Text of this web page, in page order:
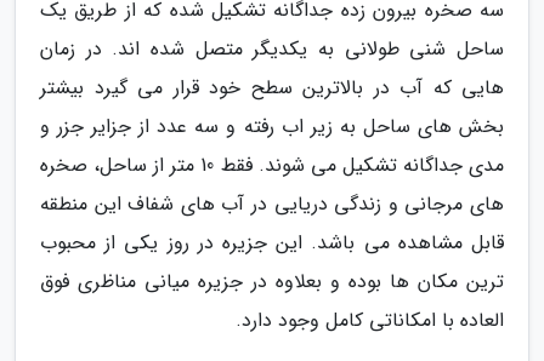
سه صخره بیرون زده جداگانه تشکیل شده که از طریق یک
ساحل شنی طولانی به یکدیگر متصل شده اند. در زمان
هایی که آب در بالاترین سطح خود قرار می گیرد بیشتر
بخش های ساحل به زیر اب رفته و سه عدد از جزایر جزر و
مدی جداگانه تشکیل می شوند. فقط 10 متر از ساحل، صخره
های مرجانی و زندگی دریایی در آب های شفاف این منطقه
قابل مشاهده می باشد. این جزیره در روز یکی از محبوب
ترین مکان ها بوده و بعلاوه در جزیره میانی مناظری فوق
العاده با امکاناتی کامل وجود دارد.